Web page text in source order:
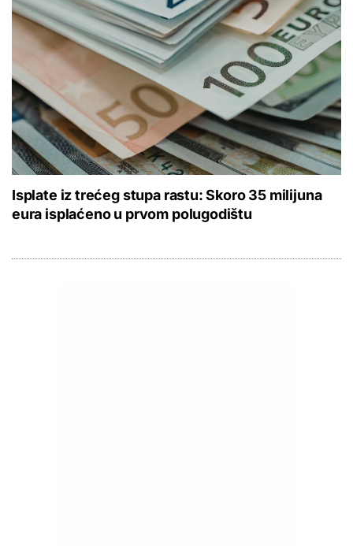
Isplate iz trećeg stupa rastu: Skoro 35 milijuna
eura isplaćeno u prvom polugodištu